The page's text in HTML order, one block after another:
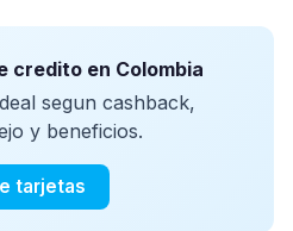
credito en Colombia
segun cashback,
y beneficios.
tarjetas